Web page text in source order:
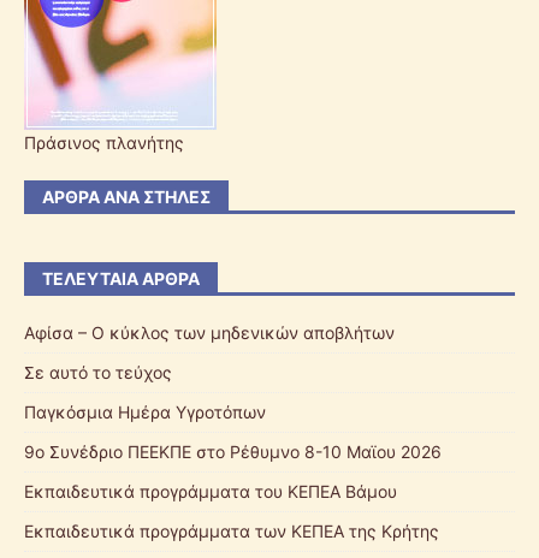
Πράσινος πλανήτης
ΆΡΘΡΑ ΑΝΆ ΣΤΉΛΕΣ
ΤΕΛΕΥΤΑΊΑ ΆΡΘΡΑ
Αφίσα – Ο κύκλος των μηδενικών αποβλήτων
Σε αυτό το τεύχος
Παγκόσμια Ημέρα Υγροτόπων
9ο Συνέδριο ΠΕΕΚΠΕ στο Ρέθυμνο 8-10 Μαϊου 2026
Εκπαιδευτικά προγράμματα του ΚΕΠΕΑ Βάμου
Εκπαιδευτικά προγράμματα των ΚΕΠΕΑ της Κρήτης